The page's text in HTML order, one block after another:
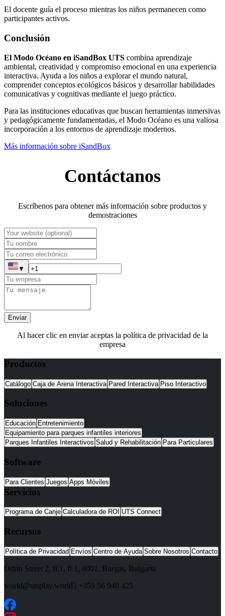
El docente guía el proceso mientras los niños permanecen como
participantes activos.
Conclusión
El Modo Océano en iSandBox UTS combina aprendizaje
ambiental, creatividad y compromiso emocional en una experiencia
interactiva. Ayuda a los niños a explorar el mundo natural,
comprender conceptos ecológicos básicos y desarrollar habilidades
comunicativas y cognitivas mediante el juego práctico.
Para las instituciones educativas que buscan herramientas inmersivas
y pedagógicamente fundamentadas, el Modo Océano es una valiosa
incorporación a los entornos de aprendizaje modernos.
Más información sobre iSandBox
Contáctanos
Escríbenos para obtener más información sobre productos y
demostraciones
▼
Enviar
Al hacer clic en enviar aceptas la política de privacidad de la
empresa
Productos
Catálogo Caja de Arena Interactiva Pared Interactiva Piso Interactivo
Soluciones
Educación Entretenimiento
Equipamiento para parques infantiles interiores
Parques Infantiles Interactivos Salud y Rehabilitación Para Particulares
Software
Para Clientes Juegos Apps Móviles
Servicios
Programa de Canje Calculadora de ROI UTS Connect
Recursos
Política de Privacidad Envíos Centro de Ayuda Sobre Nosotros Contacto
Odrin Street 2, fl.1 , fl.1, 8001 , Burgas, Bulgaria
world@utsplay.world | +359 56 940 425